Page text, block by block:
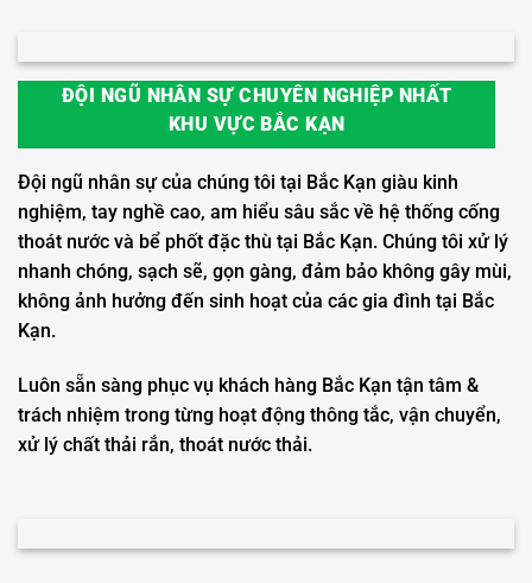
ĐỘI NGŨ NHÂN SỰ CHUYÊN NGHIỆP NHẤT
KHU VỰC BẮC KẠN
Đội ngũ nhân sự của chúng tôi tại Bắc Kạn giàu kinh
nghiệm, tay nghề cao, am hiểu sâu sắc về hệ thống cống
thoát nước và bể phốt đặc thù tại Bắc Kạn. Chúng tôi xử lý
nhanh chóng, sạch sẽ, gọn gàng, đảm bảo không gây mùi,
không ảnh hưởng đến sinh hoạt của các gia đình tại Bắc
Kạn.
Luôn sẵn sàng phục vụ khách hàng Bắc Kạn tận tâm &
trách nhiệm trong từng hoạt động thông tắc, vận chuyển,
xử lý chất thải rắn, thoát nước thải.